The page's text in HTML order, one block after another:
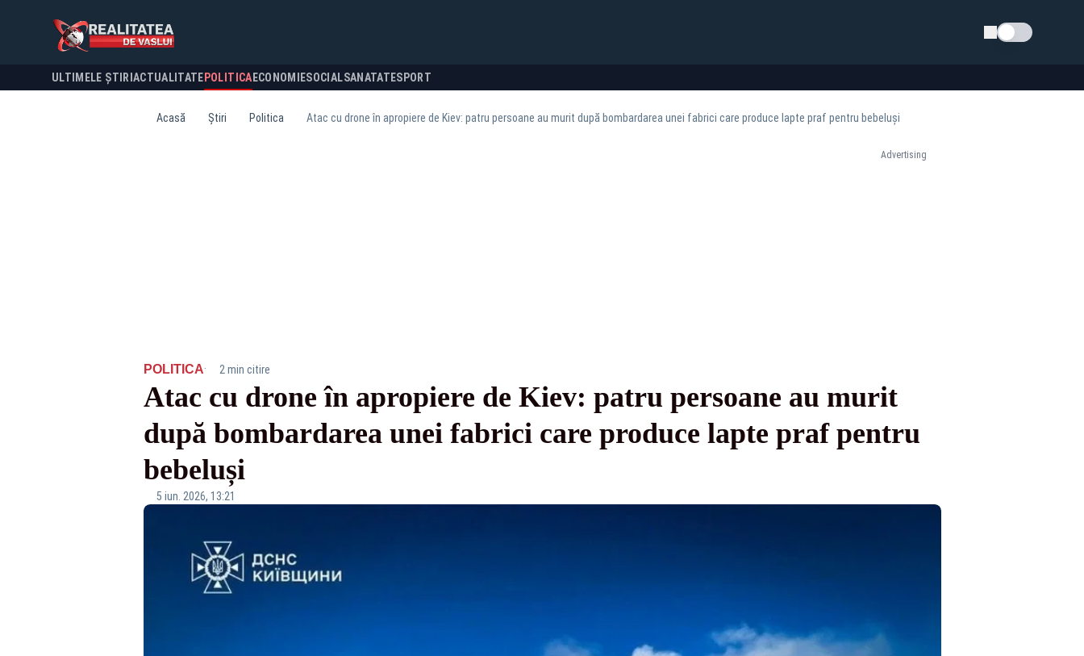
Schimba tema
ULTIMELE ȘTIRI ACTUALITATE POLITICA ECONOMIESOCIALSANATATESPORT
Acasă Știri Politica Atac cu drone în apropiere de Kiev: patru persoane au murit după bombardarea unei fabrici care produce lapte praf pentru bebeluși
Advertising
POLITICA· 2 min citire
Atac cu drone în apropiere de Kiev: patru persoane au murit
după bombardarea unei fabrici care produce lapte praf pentru
bebeluși
5 iun. 2026, 13:21